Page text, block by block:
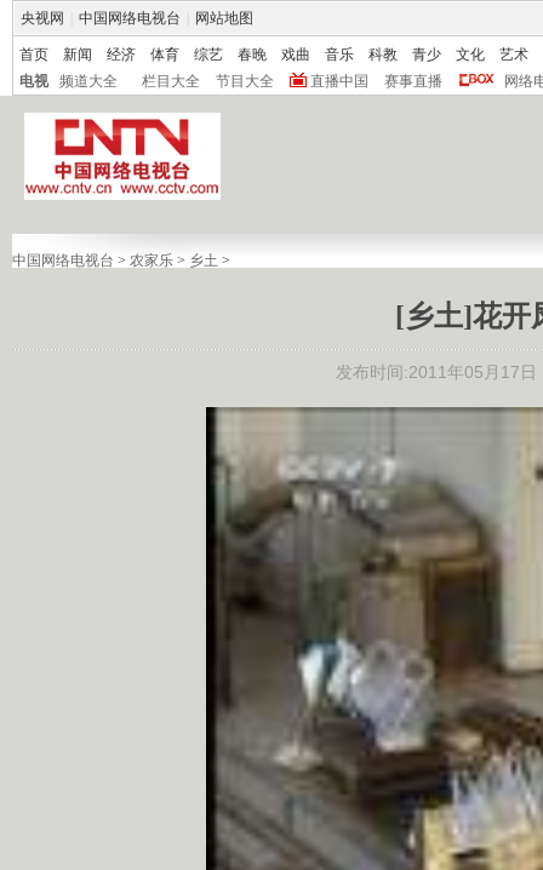
央视网 中国网络电视台 网站地图
首页 新闻 经济 体育 综艺 春晚 戏曲 音乐 科教 青少 文化
艺术
电视
频道大全 栏目大全 节目大全 直播中国 赛事直播 网络
中国网络电视台 > 农家乐 > 乡土 >
[乡土]花开
发布时间:2011年05月17